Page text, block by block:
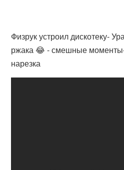
Физрук устроил дискотеку-
ржака 😂 - смешные
нарезка